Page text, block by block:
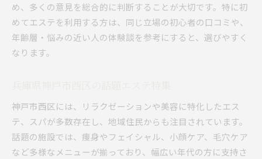
め、多くの意見を総合的に判断することが大切です。特に初
めてエステを利用する方は、同じ立場の初心者の口コミや、
年齢層・悩みの近い人の体験談を参考にすると、選びやすく
なります。
神戸市西区には、リラクゼーションや美容に特化したエス
テ、スパが多数存在し、地域住民からも注目されています。
話題の施設では、痩身やフェイシャル、小顔ケア、毛穴ケア
など多様なメニューが揃っており、幅広い年代の方に支持さ